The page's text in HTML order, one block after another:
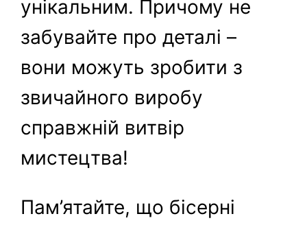
унікальним. Причому не
забувайте про деталі –
вони можуть зробити з
звичайного виробу
справжній витвір
мистецтва!
Пам’ятайте, що бісерні